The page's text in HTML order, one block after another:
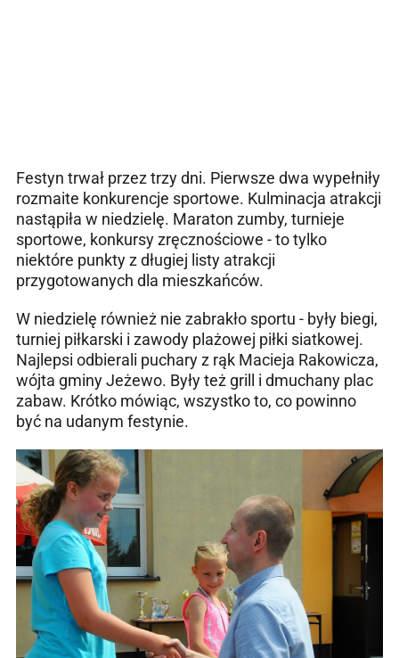
Festyn trwał przez trzy dni. Pierwsze dwa wypełniły
rozmaite konkurencje sportowe. Kulminacja atrakcji
nastąpiła w niedzielę. Maraton zumby, turnieje
sportowe, konkursy zręcznościowe - to tylko
niektóre punkty z długiej listy atrakcji
przygotowanych dla mieszkańców.
W niedzielę również nie zabrakło sportu - były biegi,
turniej piłkarski i zawody plażowej piłki siatkowej.
Najlepsi odbierali puchary z rąk Macieja Rakowicza,
wójta gminy Jeżewo. Były też grill i dmuchany plac
zabaw. Krótko mówiąc, wszystko to, co powinno
być na udanym festynie.